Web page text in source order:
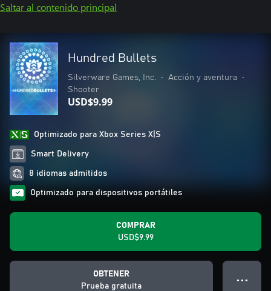
Saltar al contenido principal
Hundred Bullets
Silverware Games, Inc. • Acción y aventura
•
Shooter
USD$9.99
Optimizado para Xbox Series X|S
Smart Delivery
8 idiomas admitidos
Optimizado para dispositivos portátiles
COMPRAR
USD$9.99
OBTENER
Prueba gratuita
● ● ●